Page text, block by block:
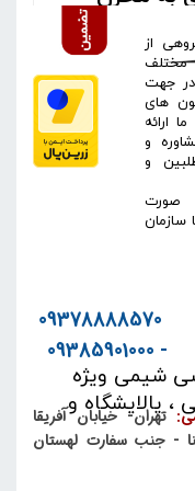
موازنه مواد
مخازن گازی
مخازن
کاهش
ویژه
ارشد
شیمی ویژه
پالایشگاه و
از
در جهت
های
ارائه
و
و
صورت
سازمان
09378888570
- 09385901000
تهران- خیابان آفریقا
- جنب سفارت لهستان